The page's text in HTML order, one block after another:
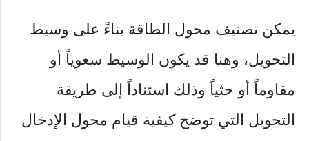
يمكن تصنيف محول الطاقة بناءً على وسيط
التحويل، وهنا قد يكون الوسيط سعوياً أو
مقاوماً أو حثياً وذلك استناداً إلى طريقة
التحويل التي توضح كيفية قيام محول الإدخال